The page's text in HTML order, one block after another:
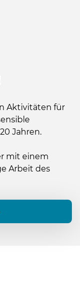
Aktivitäten für
Jahren.
mit einem
Arbeit des